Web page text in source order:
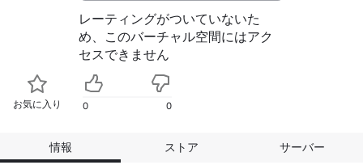
レーティングがついていないた
め、このバーチャル空間にはアク
セスできません
お気に入り 0 0
情報 ストア サーバー